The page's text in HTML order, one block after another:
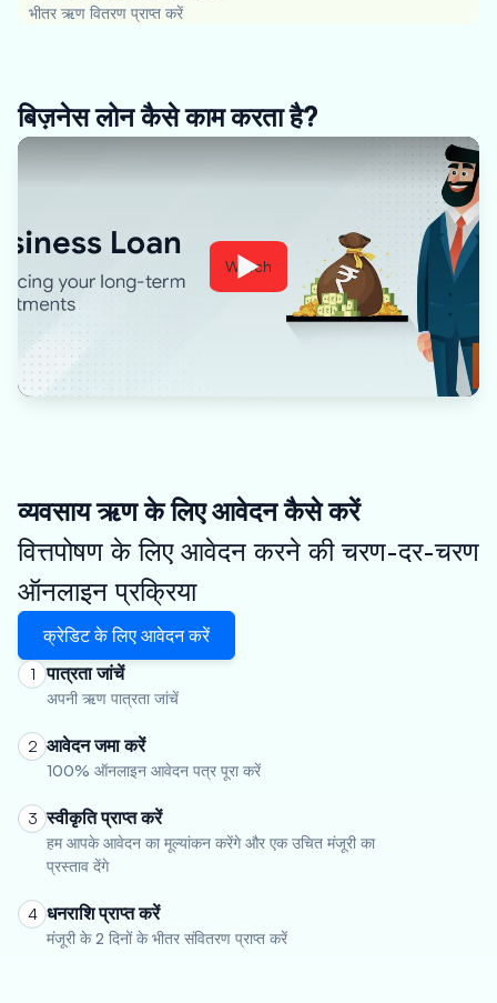
भीतर ऋण वितरण प्राप्त करें
बिज़नेस लोन कैसे काम करता है?
Watch
व्यवसाय ऋण के लिए आवेदन कैसे करें
वित्तपोषण के लिए आवेदन करने की चरण-दर-चरण
ऑनलाइन प्रक्रिया
क्रेडिट के लिए आवेदन करें
1 पात्रता जांचें
अपनी ऋण पात्रता जांचें
2 आवेदन जमा करें
100% ऑनलाइन आवेदन पत्र पूरा करें
3 स्वीकृति प्राप्त करें
हम आपके आवेदन का मूल्यांकन करेंगे और एक उचित मंजूरी का
प्रस्ताव देंगे
4 धनराशि प्राप्त करें
मंजूरी के 2 दिनों के भीतर संवितरण प्राप्त करें